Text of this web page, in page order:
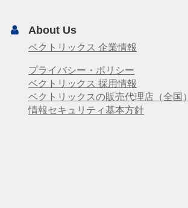
About Us
ベクトリックス 企業情報
プライバシー・ポリシー
ベクトリックス 採用情報
ベクトリックスの販売代理店（全国）
情報セキュリティ基本方針